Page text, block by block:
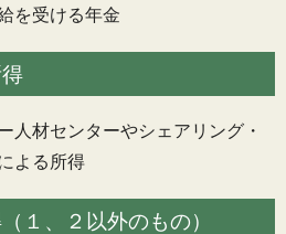
を受ける年金
人材センターやシェアリング・
よる所得
１、２以外のもの）